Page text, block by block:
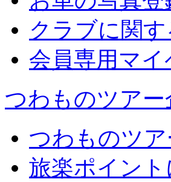
クラブに関
会員専用マ
つわものツアー
つわものツ
旅楽ポイント